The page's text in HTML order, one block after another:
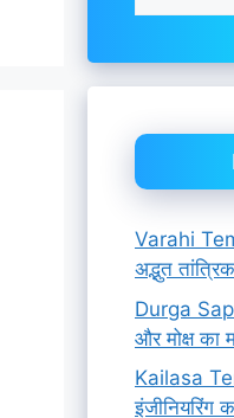
Varahi
अद्भुत
Durga
और मोक्ष का
Kailasa
इंजीनियरिंग